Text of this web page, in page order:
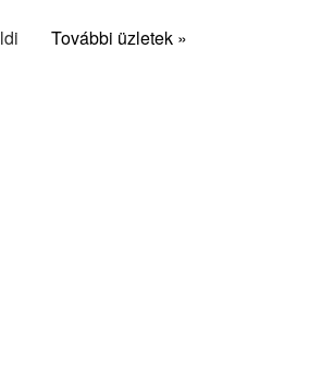
További üzletek »